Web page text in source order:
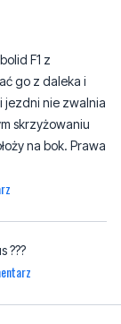
F1 z
go z daleka i
jezdni nie zwalnia
skrzyżowaniu
na bok. Prawa
???